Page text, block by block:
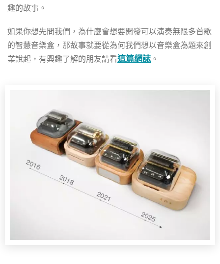
趣的故事。
如果你想先問我們，為什麼會想要開發可以演奏無限多首歌
的智慧音樂盒，那故事就要從為何我們想以音樂盒為題來創
業說起，有興趣了解的朋友請看這篇網誌 。